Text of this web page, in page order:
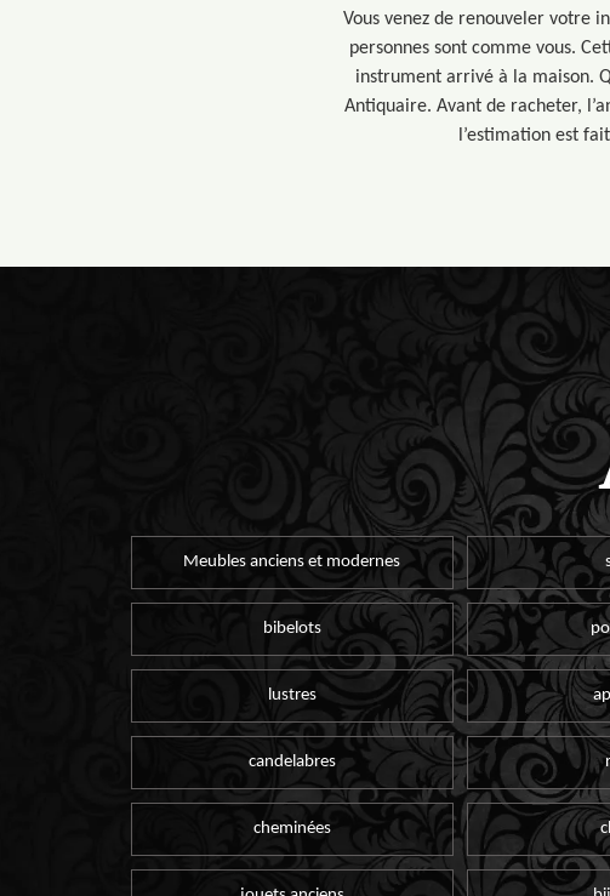
Vous venez de renouveler votre
personnes sont comme vous.
instrument arrivé à la maison.
Antiquaire. Avant de racheter,
l’estimation est
Meubles anciens et modernes
bibelots
lustres
candelabres
cheminées